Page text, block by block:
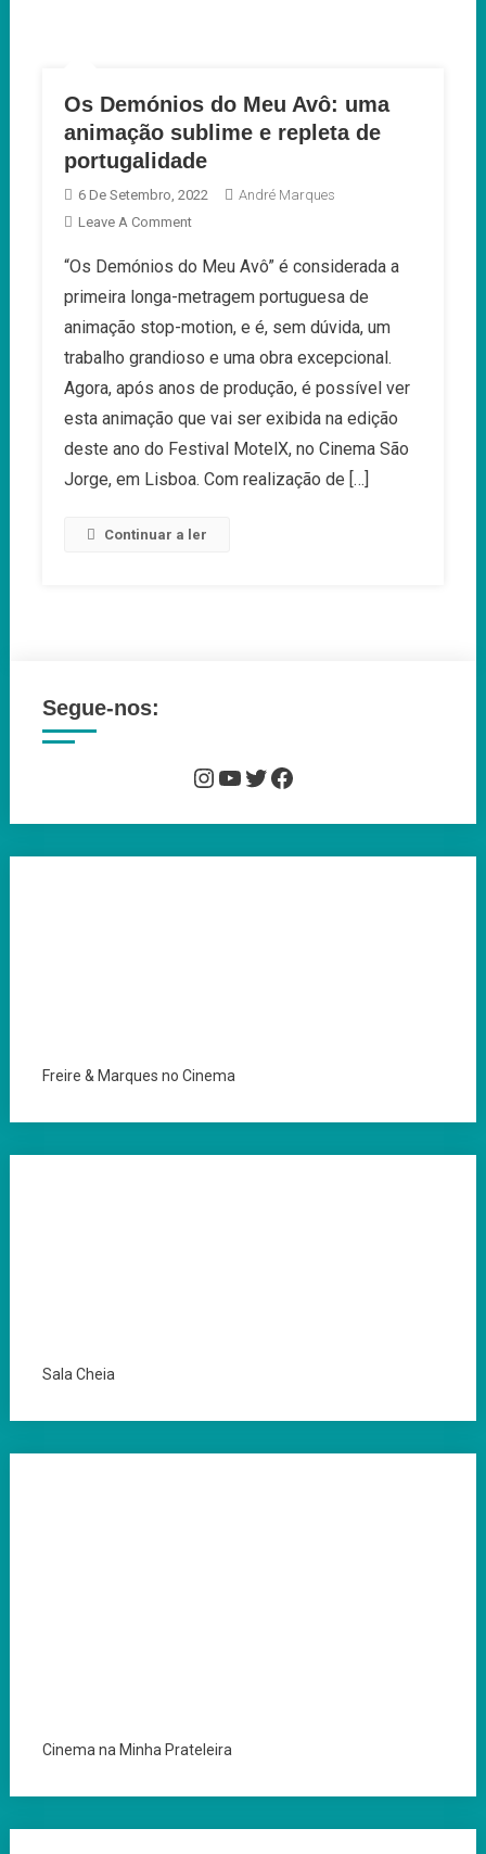
Os Demónios do Meu Avô: uma
animação sublime e repleta de
portugalidade
6 De Setembro, 2022
André Marques
Leave A CommentOn
Demónios
Do
Meu
Animação
Sublime
E
Repleta
“Os Demónios do Meu Avô” é considerada a
primeira longa-metragem portuguesa de
animação stop-motion, e é, sem dúvida, um
trabalho grandioso e uma obra excepcional.
Agora, após anos de produção, é possível ver
esta animação que vai ser exibida na edição
deste ano do Festival MotelX, no Cinema São
Jorge, em Lisboa. Com realização de […]
Continuar a ler
Segue-nos:
Instagram
YouTube
Twitter
Facebook
Freire & Marques no Cinema
Sala Cheia
Cinema na Minha Prateleira